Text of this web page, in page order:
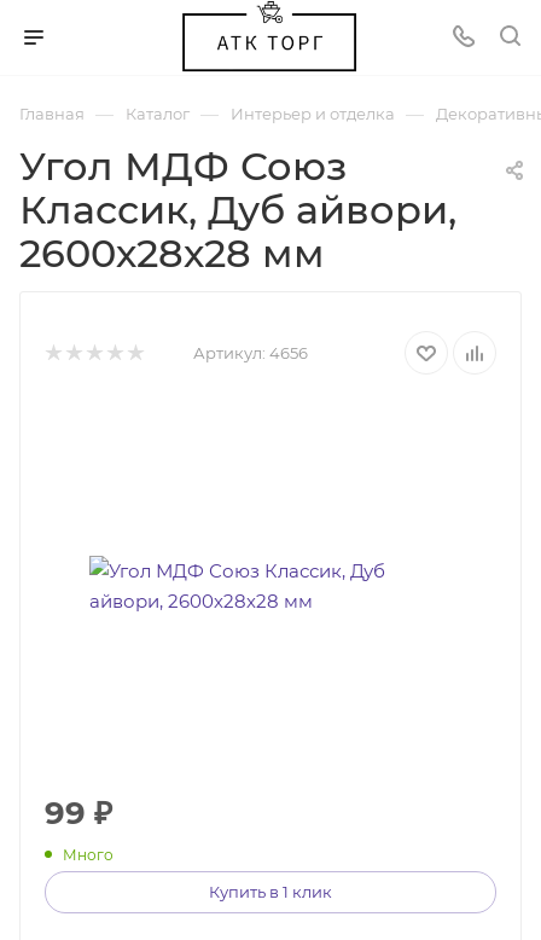
Главная — Каталог — Интерьер и отделка —
Угол МДФ Союз
Классик, Дуб айвори,
2600х28х28 мм
Артикул: 4656
99 ₽
Много
Купить в 1 клик